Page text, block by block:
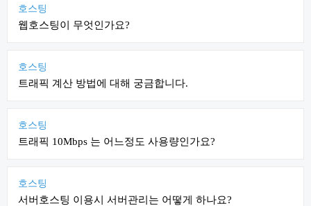
호스팅
웹호스팅이 무엇인가요?
호스팅
트래픽 계산 방법에 대해 궁금합니다.
호스팅
트래픽 10Mbps 는 어느정도 사용량인가요?
호스팅
서버호스팅 이용시 서버관리는 어떻게 하나요?